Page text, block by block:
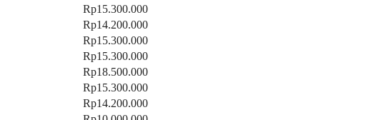
Rp15.300.000
Rp14.200.000
Rp15.300.000
Rp15.300.000
Rp18.500.000
Rp15.300.000
Rp14.200.000